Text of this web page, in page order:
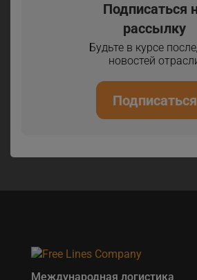
Подписаться
рассылку
Будьте в курсе
новостей
Подписаться
Международная логистика